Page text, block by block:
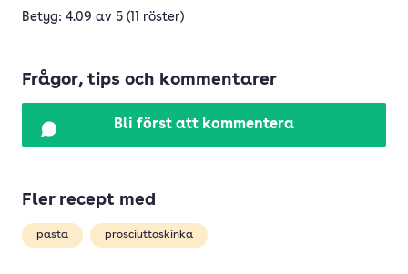
Betyg: 4.09 av 5 (11 röster)
Frågor, tips och kommentarer
Bli först att kommentera
Fler recept med
pasta prosciuttoskinka